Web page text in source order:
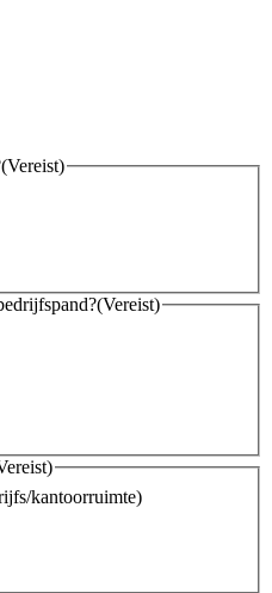
(Vereist)
(Vereist)
kantoorruimte)